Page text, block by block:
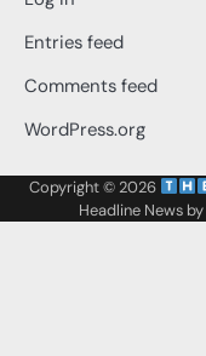
Entries feed
Comments feed
WordPress.org
Copyright © 2026
Headline News by